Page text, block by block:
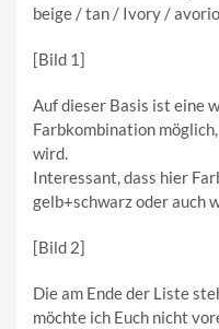
beige / tan / Ivory /
[Bild 1]
Auf dieser Basis ist eine
Farbkombination
wird.
Interessant, dass hier
gelb+schwarz oder auch
[Bild 2]
Die am Ende der Liste
möchte ich Euch nicht